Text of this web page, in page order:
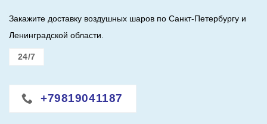
Закажите доставку воздушных шаров по Санкт-Петербургу и
Ленинградской области.
24/7
+79819041187